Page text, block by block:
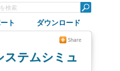
ト ダウンロード
テムシミュ